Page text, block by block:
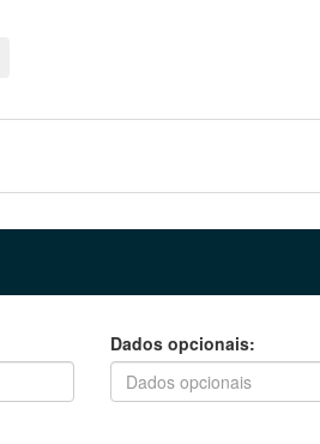
para verificar o
Dados opcionais: